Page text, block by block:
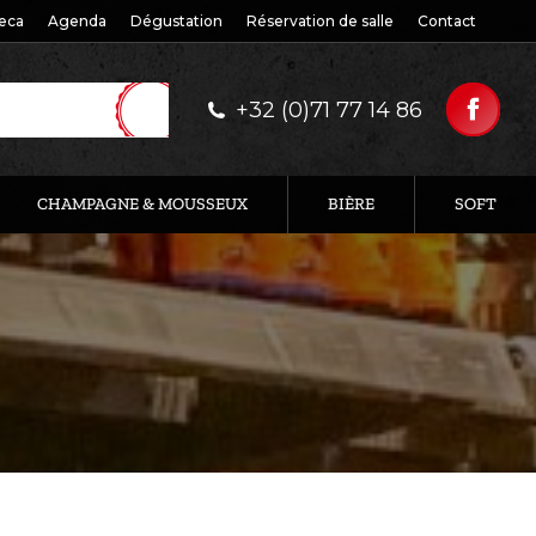
Agenda Dégustation Réservation de salle Contact
+32 (0)71 77 14 86
CHAMPAGNE & MOUSSEUX BIÈRE SOFT